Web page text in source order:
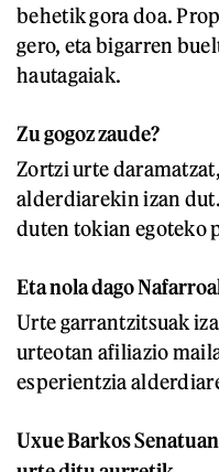
behetik gora doa.
gero, eta bigarren
hautagaiak.
Zu gogoz zaude?
Zortzi urte
alderdiarekin izan
duten tokian egoteko
Eta nola dago
Urte garrantzitsuak
urteotan afiliazio
esperientzia
Uxue Barkos